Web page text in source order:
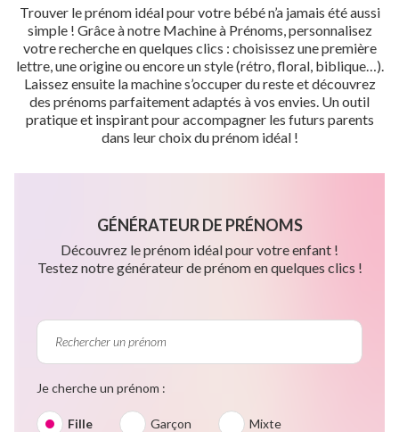
Trouver le prénom idéal pour votre bébé n’a jamais été aussi
simple ! Grâce à notre Machine à Prénoms, personnalisez
votre recherche en quelques clics : choisissez une première
lettre, une origine ou encore un style (rétro, floral, biblique…).
Laissez ensuite la machine s’occuper du reste et découvrez
des prénoms parfaitement adaptés à vos envies. Un outil
pratique et inspirant pour accompagner les futurs parents
dans leur choix du prénom idéal !
GÉNÉRATEUR DE PRÉNOMS
Découvrez le prénom idéal pour votre enfant !
Testez notre générateur de prénom en quelques clics !
Je cherche un prénom :
Fille Garçon Mixte